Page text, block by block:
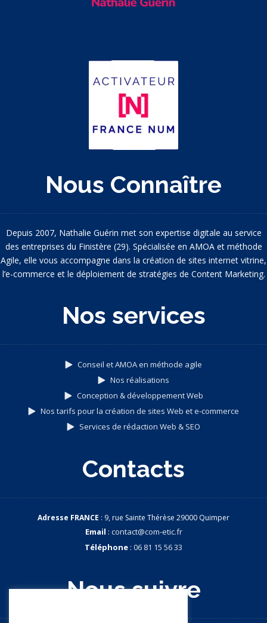
Nous Connaître
Depuis 2007, Nathalie Guérin met son expertise digitale au service
des entreprises du Finistère (29). Spécialisée en AMOA et méthode
Agile, elle vous accompagne dans la création de sites internet vitrine,
l’e-commerce et le déploiement de stratégies de Content Marketing.
Nos services
Conseil et AMOA en méthode agile
Nos réalisations
Conception & développement Web
Nos tarifs pour la création de sites Web et e-commerce
Services de rédaction Web & SEO
Contacts
Adresse FRANCE : 9, rue Sainte Thérèse 29000 Quimper
Email : contact@com-etic.fr
Téléphone : 06 81 15 56 33
Nous suivre